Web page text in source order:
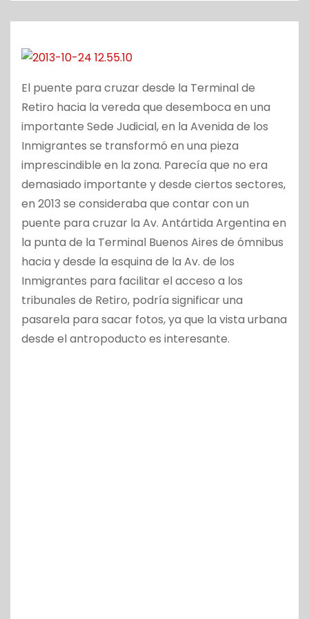
El puente para cruzar desde la Terminal de
Retiro hacia la vereda que desemboca en una
importante Sede Judicial, en la Avenida de los
Inmigrantes se transformó en una pieza
imprescindible en la zona. Parecía que no era
demasiado importante y desde ciertos sectores,
en 2013 se consideraba que contar con un
puente para cruzar la Av. Antártida Argentina en
la punta de la Terminal Buenos Aires de ómnibus
hacia y desde la esquina de la Av. de los
Inmigrantes para facilitar el acceso a los
tribunales de Retiro, podría significar una
pasarela para sacar fotos, ya que la vista urbana
desde el antropoducto es interesante.